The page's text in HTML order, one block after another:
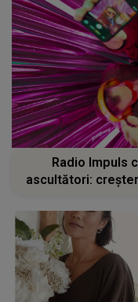
Radio Impuls
ascultători: